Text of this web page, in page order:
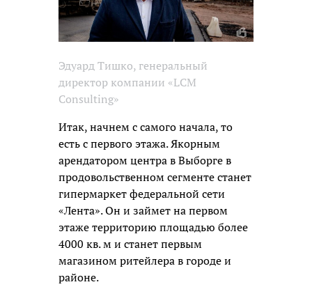
Эдуард Тишко, генеральный
директор компании «LCM
Consulting»
Итак, начнем с самого начала, то
есть с первого этажа. Якорным
арендатором центра в Выборге в
продовольственном сегменте станет
гипермаркет федеральной сети
«Лента». Он и займет на первом
этаже территорию площадью более
4000 кв. м и станет первым
магазином ритейлера в городе и
районе.